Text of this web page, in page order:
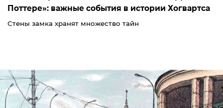
Поттере»: важные события в истории Хогвартса
Стены замка хранят множество тайн